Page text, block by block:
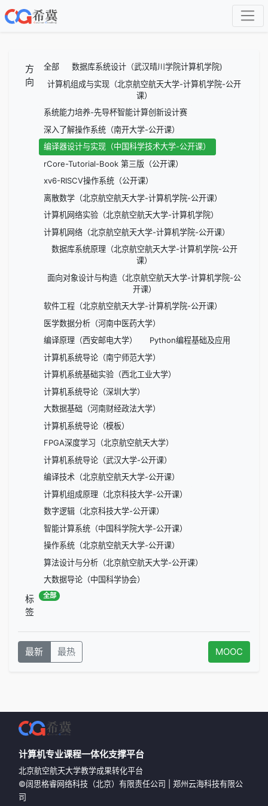
方
向
全部
数据库系统设计（武汉晴川学院计算机学院)
计算机组成与实现（北京航空航天大学-计算机学院-公开
课）
系统能力培养-先导杯智能计算创新设计赛
深入了解操作系统（南开大学-公开课）
编译器设计与实现（中国科学技术大学-公开课）
rCore-Tutorial-Book 第三版（公开课）
xv6-RISCV操作系统（公开课）
离散数学（北京航空航天大学-计算机学院-公开课）
计算机网络实验（北京航空航天大学-计算机学院）
计算机网络（北京航空航天大学-计算机学院-公开课）
数据库系统原理（北京航空航天大学-计算机学院-公开
课）
面向对象设计与构造（北京航空航天大学-计算机学院-公
开课）
软件工程（北京航空航天大学-计算机学院-公开课）
医学数据分析（河南中医药大学）
编译原理（西安邮电大学）
Python编程基础及应用
计算机系统导论（南宁师范大学）
计算机系统基础实验（西北工业大学）
计算机系统导论（深圳大学）
大数据基础（河南财经政法大学）
计算机系统导论（模板）
FPGA深度学习（北京航空航天大学）
计算机系统导论（武汉大学-公开课）
编译技术（北京航空航天大学-公开课）
计算机组成原理（北京科技大学-公开课）
数字逻辑（北京科技大学-公开课）
智能计算系统（中国科学院大学-公开课）
操作系统（北京航空航天大学-公开课）
算法设计与分析（北京航空航天大学-公开课）
大数据导论（中国科学协会）
标
签
全部
最新 最热 MOOC
计算机专业课程一体化支撑平台
北京航空航天大学教学成果转化平台
©阔思格睿网络科技（北京）有限责任公司
郑州云海科技有限公
司